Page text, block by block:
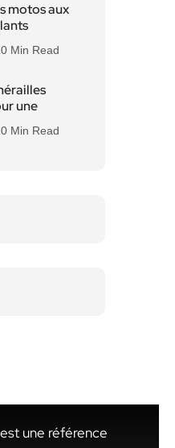
motos aux
Min Read
une
Min Read
une référence